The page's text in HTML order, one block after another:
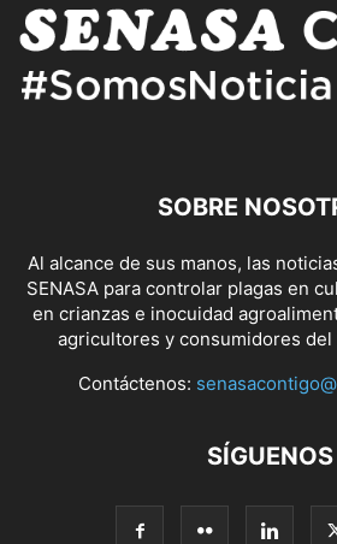
SOBRE
Al alcance de sus manos, las
SENASA para controlar plagas en
en crianzas e inocuidad
agricultores y consumidores del
Contáctenos:
SÍGUENOS